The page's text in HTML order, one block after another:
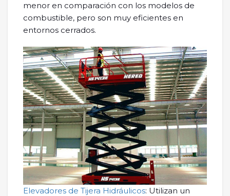
menor en comparación con los modelos de
combustible, pero son muy eficientes en
entornos cerrados.
Elevadores de Tijera Hidráulicos: Utilizan un